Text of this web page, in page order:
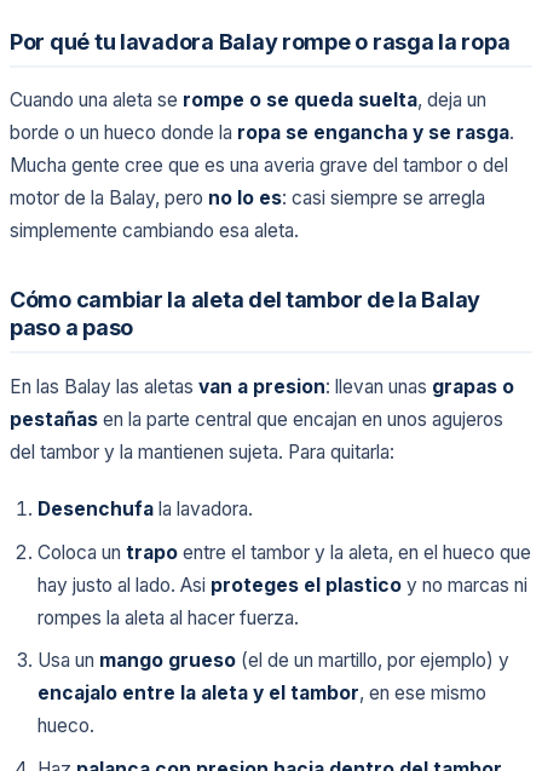
Por qué tu lavadora Balay rompe o rasga la ropa
Cuando una aleta se rompe o se queda suelta, deja un
borde o un hueco donde la ropa se engancha y se rasga.
Mucha gente cree que es una averia grave del tambor o del
motor de la Balay, pero no lo es: casi siempre se arregla
simplemente cambiando esa aleta.
Cómo cambiar la aleta del tambor de la Balay
paso a paso
En las Balay las aletas van a presion: llevan unas grapas o
pestañas en la parte central que encajan en unos agujeros
del tambor y la mantienen sujeta. Para quitarla:
Desenchufa la lavadora.
Coloca untrapo entre el tambor y la aleta, en el hueco que
hay justo al lado. Asi proteges el plastico y no marcas ni
rompes la aleta al hacer fuerza.
Usa un mango grueso (el de un martillo, por ejemplo) y
encajalo entre la aleta y el tambor, en ese mismo
hueco.